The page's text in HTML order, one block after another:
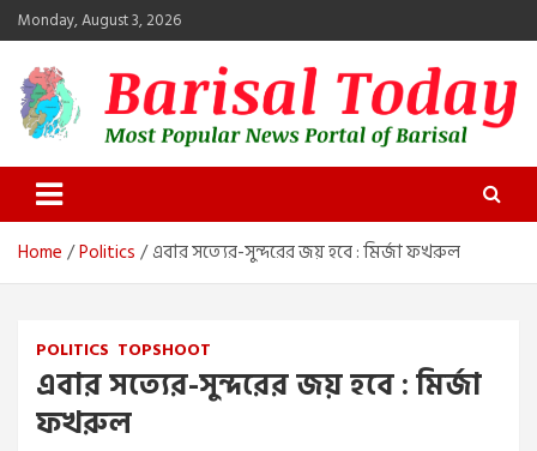
Skip
to
content
Monday, August 3, 2026
Barisal Today
The Most Popular News Portal in Barisal
Home Politics এবার সত্যের-সুন্দরের জয় হবে : মির্জা ফখরুল
POLITICS TOPSHOOT
এবার সত্যের-সুন্দরের জয় হবে : মির্জা
ফখরুল